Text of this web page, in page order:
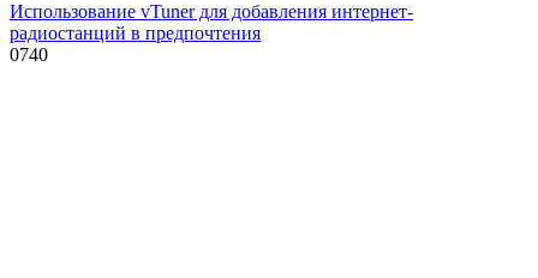
Использование vTuner для добавления интернет-
радиостанций в предпочтения
0740